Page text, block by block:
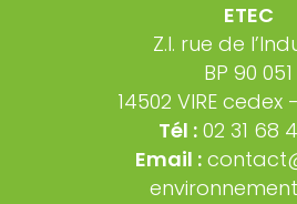
ETEC
Z.I. rue de
BP 90 051
14502 VIRE cedex
Tél : 02 31 68
Email :